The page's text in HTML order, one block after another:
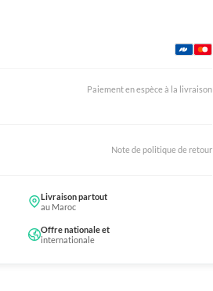
Paiement en espèce à la livraison
Note de politique de retour
Livraison partout
au Maroc
Offre nationale et
internationale